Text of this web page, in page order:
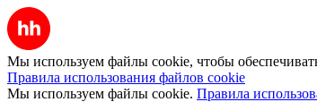
Мы используем файлы cookie, чтобы
Правила использования файлов cookie
Мы используем файлы cookie. Правила